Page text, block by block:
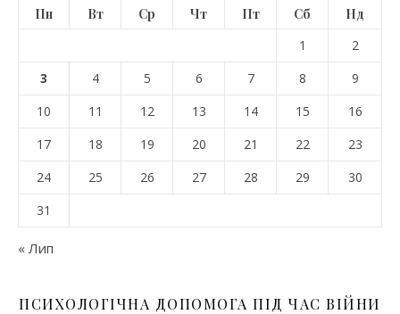
Пн Вт Ср Чт Пт Сб
Нд
1
2
3
4 5 6 7 8
9
10
11 12 13 14 15
16
17
18 19 20 21 22
23
24
25 26 27 28 29
30
31
« Лип
ПСИХОЛОГІЧНА ДОПОМОГА ПІД ЧАС ВІЙНИ